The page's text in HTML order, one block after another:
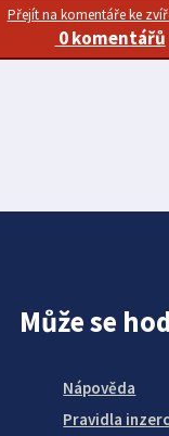
Přejít na komentáře ke
0 komentářů
Může se
Nápověda
Pravidla